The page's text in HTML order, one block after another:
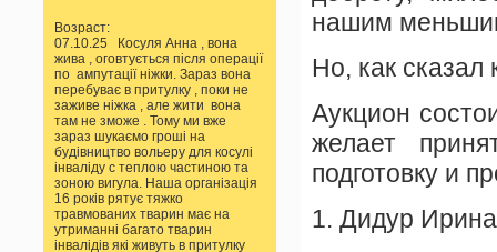
Возраст:
07.10.25 Косуля Анна , вона
жива , оговтується після операції
по ампутації ніжки. Зараз вона
перебуває в притулку , поки не
заживе ніжка , але жити вона
там не зможе . Тому ми вже
зараз шукаємо гроші на
будівництво вольеру для косулі
інваліду с теплою частиною та
зоною вигула. Наша організація
16 років рятує тяжко
травмованих тварин має на
утриманні багато тварин
інвалідів які живуть в притулку
нашим
Но, как сказал
Аукцион
желает
подготовку и
1. Дидур